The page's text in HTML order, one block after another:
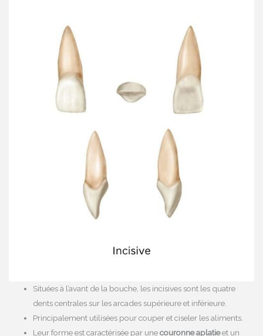
Situées à l’avant de la bouche, les incisives sont les quatre
dents centrales sur les arcades supérieure et inférieure.
Principalement utilisées pour couper et ciseler les aliments.
Leur forme est caractérisée par unecouronne aplatieet un